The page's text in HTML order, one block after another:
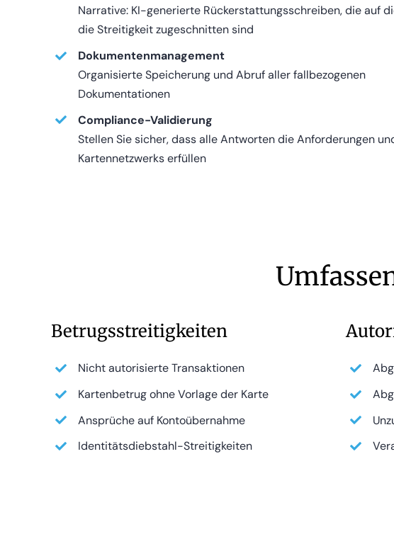
Narrative: KI-generierte Rückerstattungsschreiben, die auf
die Streitigkeit zugeschnitten sind
Dokumentenmanagement
Organisierte Speicherung und Abruf aller fallbezogenen
Dokumentationen
Compliance-Validierung
Stellen Sie sicher, dass alle Antworten die Anforderungen
Kartennetzwerks erfüllen
Betrugsstreitigkeiten
Nicht autorisierte Transaktionen
Kartenbetrug ohne Vorlage der Karte
Ansprüche auf Kontoübernahme
Identitätsdiebstahl-Streitigkeiten